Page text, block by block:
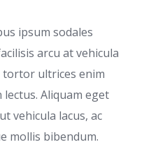
ipsum sodales
arcu at vehicula
tortor ultrices enim
Aliquam eget
vehicula lacus, ac
mollis bibendum.